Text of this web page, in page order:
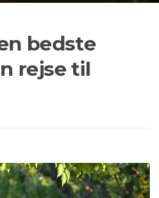
bedste
rejse til